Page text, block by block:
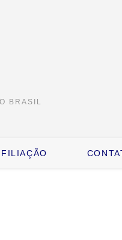
BRASIL
FILIAÇÃO